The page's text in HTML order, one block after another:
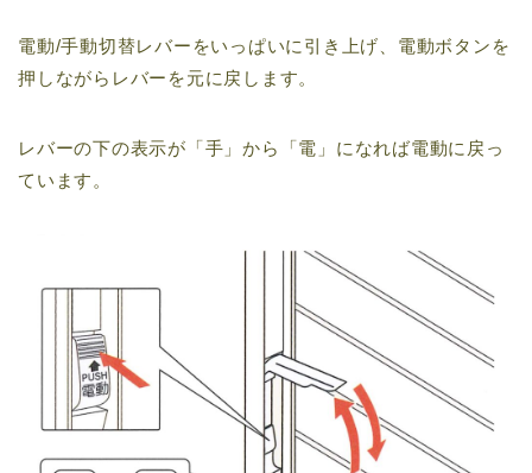
電動/手動切替レバーをいっぱいに引き上げ、電動ボタンを
押しながらレバーを元に戻します。
レバーの下の表示が「手」から「電」になれば電動に戻っ
ています。